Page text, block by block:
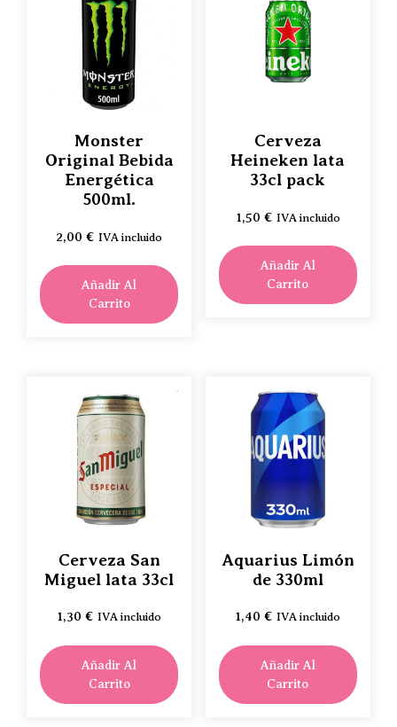
Monster
Original Bebida
Energética
500ml.
2,00€ IVA incluido
Añadir Al
Carrito
Cerveza
Heineken lata
33cl pack
1,50 € IVA incluido
Añadir Al
Carrito
Cerveza San
Miguel lata 33cl
1,30€ IVA incluido
Añadir Al
Carrito
Aquarius Limón
de 330ml
1,40€ IVA incluido
Añadir Al
Carrito